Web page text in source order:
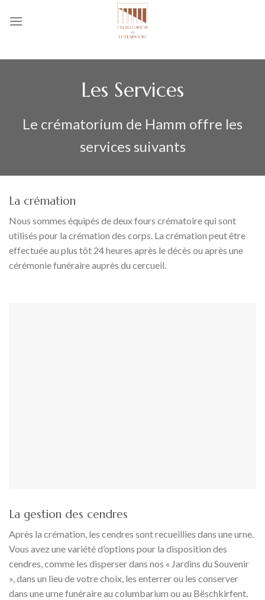
Les Services
Le crématorium de Hamm offre les
services suivants
La crémation
Nous sommes équipés de deux fours crématoire qui sont
utilisés pour la crémation des corps. La crémation peut être
effectuée au plus tôt 24 heures après le décès ou après une
cérémonie funéraire auprès du cercueil.
La gestion des cendres
Après la crémation, les cendres sont recueillies dans une urne.
Vous avez une variété d’options pour la disposition des
cendres, comme les disperser dans nos « Jardins du Souvenir
», dans un lieu de votre choix, les enterrer ou les conserver
dans une urne funéraire au columbarium ou au Bëschkirfent.